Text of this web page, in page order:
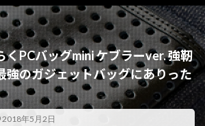
くPCバッグmini ケブラーver. 強靭
強のガジェットバッグにありった
2018年5月2日